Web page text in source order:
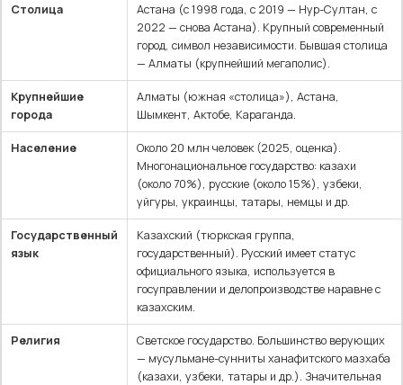
Столица
Астана (с 1998 года, с 2019 — Нур-Султан, с
2022 — снова Астана). Крупный современный
город, символ независимости. Бывшая столица
— Алматы (крупнейший мегаполис).
Крупнейшие
города
Алматы (южная «столица»), Астана,
Шымкент, Актобе, Караганда.
Население
Около 20 млн человек (2025, оценка).
Многонациональное государство: казахи
(около 70%), русские (около 15%), узбеки,
уйгуры, украинцы, татары, немцы и др.
Государственный
язык
Казахский (тюркская группа,
государственный). Русский имеет статус
официального языка, используется в
госуправлении и делопроизводстве наравне с
казахским.
Религия
Светское государство. Большинство верующих
— мусульмане-сунниты ханафитского мазхаба
(казахи, узбеки, татары и др.). Значительная